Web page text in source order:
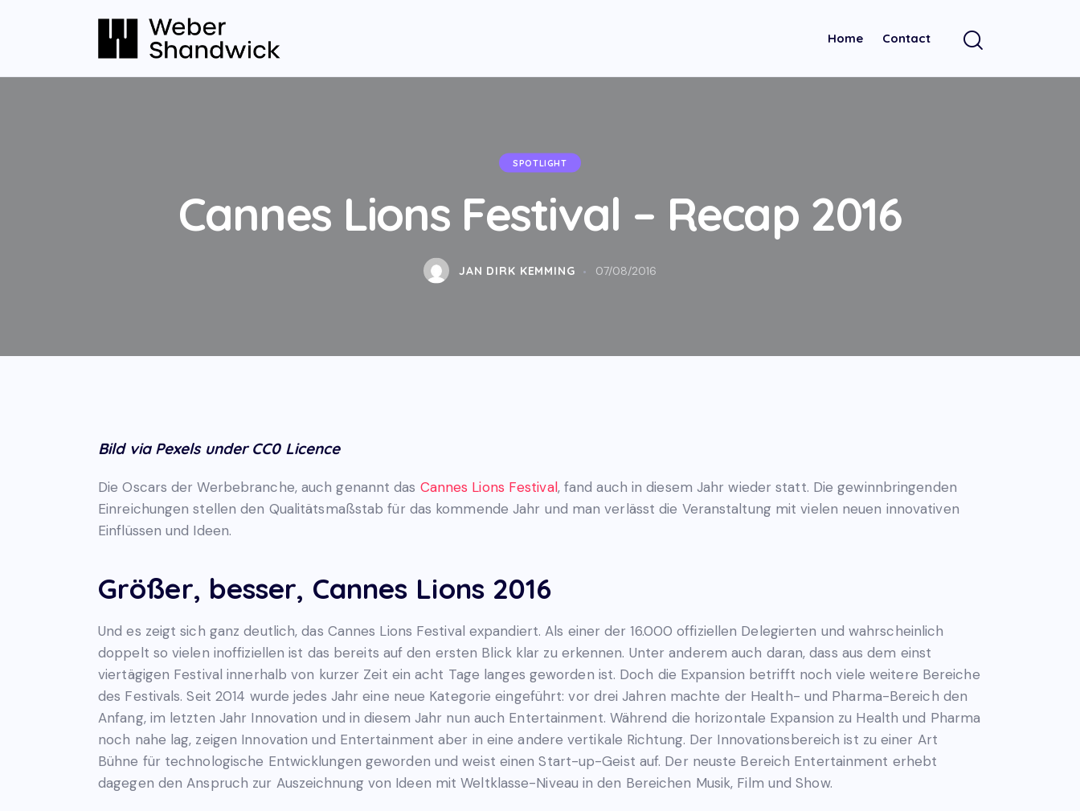
Home Contact
SPOTLIGHT
Cannes Lions Festival – Recap 2016
JAN DIRK KEMMING 07/08/2016
Bild via Pexels under CC0 Licence
Die Oscars der Werbebranche, auch genannt das Cannes Lions Festival, fand auch in diesem Jahr wieder statt. Die gewinnbringenden
Einreichungen stellen den Qualitätsmaßstab für das kommende Jahr und man verlässt die Veranstaltung mit vielen neuen innovativen
Einflüssen und Ideen.
Größer, besser, Cannes Lions 2016
Und es zeigt sich ganz deutlich, das Cannes Lions Festival expandiert. Als einer der 16.000 offiziellen Delegierten und wahrscheinlich
doppelt so vielen inoffiziellen ist das bereits auf den ersten Blick klar zu erkennen. Unter anderem auch daran, dass aus dem einst
viertägigen Festival innerhalb von kurzer Zeit ein acht Tage langes geworden ist. Doch die Expansion betrifft noch viele weitere Bereiche
des Festivals. Seit 2014 wurde jedes Jahr eine neue Kategorie eingeführt: vor drei Jahren machte der Health- und Pharma-Bereich den
Anfang, im letzten Jahr Innovation und in diesem Jahr nun auch Entertainment. Während die horizontale Expansion zu Health und Pharma
noch nahe lag, zeigen Innovation und Entertainment aber in eine andere vertikale Richtung. Der Innovationsbereich ist zu einer Art
Bühne für technologische Entwicklungen geworden und weist einen Start-up-Geist auf. Der neuste Bereich Entertainment erhebt
dagegen den Anspruch zur Auszeichnung von Ideen mit Weltklasse-Niveau in den Bereichen Musik, Film und Show.